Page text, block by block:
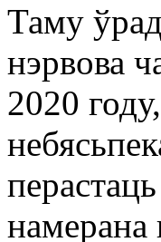
Таму
нэрвова
2020
намерана